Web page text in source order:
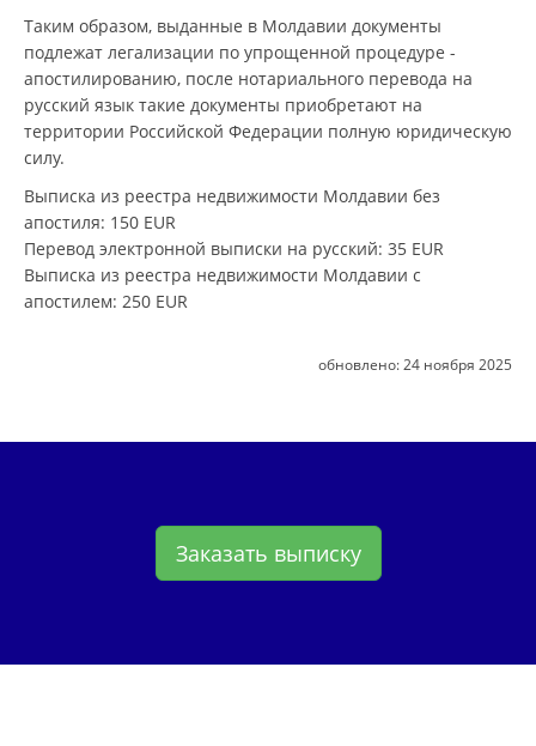
Таким образом, выданные в Молдавии документы
подлежат легализации по упрощенной процедуре -
апостилированию, после нотариального перевода на
русский язык такие документы приобретают на
территории Российской Федерации полную юридическую
силу.
Выписка из реестра недвижимости Молдавии без
апостиля: 150 EUR
Перевод электронной выписки на русский: 35 EUR
Выписка из реестра недвижимости Молдавии с
апостилем: 250 EUR
обновлено: 24 ноября 2025
Заказать выписку